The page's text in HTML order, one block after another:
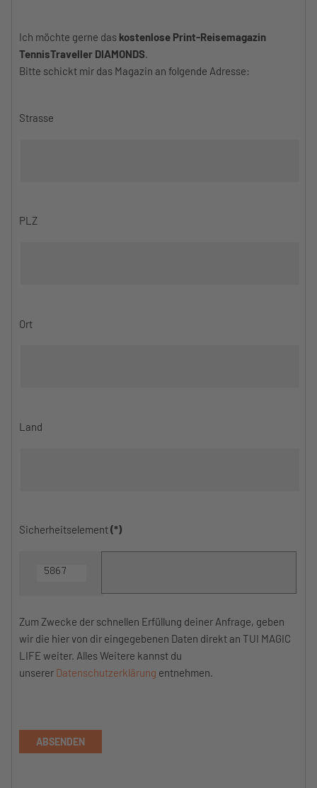
Ich möchte gerne das kostenlose Print-Reisemagazin
TennisTraveller DIAMONDS
Bitte schickt mir das Magazin an folgende Adresse:
Strasse
PLZ
Ort
Land
Sicherheitselement(*)
Zum Zwecke der schnellen Erfüllung deiner Anfrage, geben
wir die hier von dir eingegebenen Daten direkt an TUI MAGIC
LIFE weiter. Alles Weitere kannst du
unserer Datenschutzerklärung entnehmen.
ABSENDEN